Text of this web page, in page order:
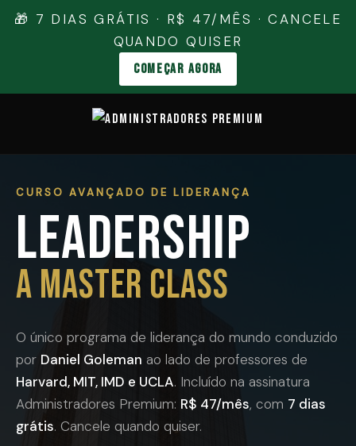
🎁 7 DIAS GRÁTIS · R$ 47/MÊS · CANCELE
QUANDO QUISER
COMEÇAR AGORA
CURSO AVANÇADO DE LIDERANÇA
LEADERSHIP
A MASTER CLASS
O único programa de liderança do mundo conduzido
por Daniel Goleman ao lado de professores de
Harvard, MIT, IMD e UCLA. Incluído na assinatura
Administradores Premium: R$ 47/mês, com 7 dias
grátis. Cancele quando quiser.